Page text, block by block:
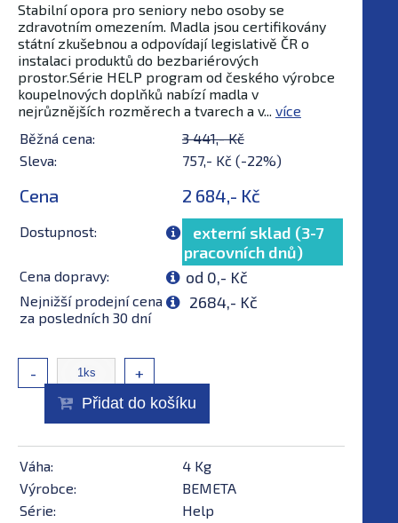
Stabilní opora pro seniory nebo osoby se
zdravotním omezením. Madla jsou certifikovány
státní zkušebnou a odpovídají legislativě ČR o
instalaci produktů do bezbariérových
prostor.Série HELP program od českého výrobce
koupelnových doplňků nabízí madla v
nejrůznějších rozměrech a tvarech a v... více
Běžná cena:
3 441,- Kč
Sleva:
757,- Kč (-22%)
Cena 2 684,- Kč
Dostupnost:
externí sklad (3-7
pracovních dnů)
Cena dopravy: od 0,- Kč
Nejnižší prodejní cena
za posledních 30 dní
2684,- Kč
- +
Přidat do košíku
Váha:
4 Kg
Výrobce:
BEMETA
Série:
Help